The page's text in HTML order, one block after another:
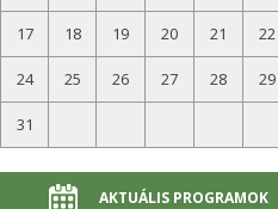
17 18 19 20 21 22
24 25 26 27 28 29
31
AKTUÁLIS PROGRAMOK